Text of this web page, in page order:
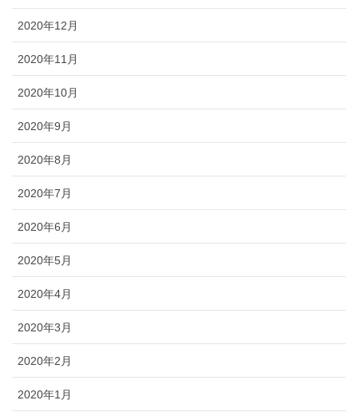
2020年12月
2020年11月
2020年10月
2020年9月
2020年8月
2020年7月
2020年6月
2020年5月
2020年4月
2020年3月
2020年2月
2020年1月